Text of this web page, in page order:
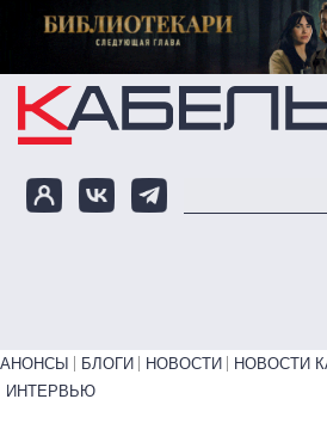
Перейти к основному содержанию
Primary links bottom
АНОНСЫ БЛОГИ НОВОСТИ НОВОСТИ
ИНТЕРВЬЮ